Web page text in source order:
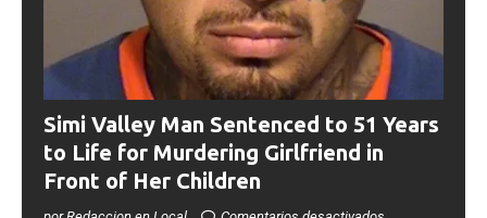
Simi Valley Man Sentenced to 51 Years
to Life for Murdering Girlfriend in
Front of Her Children